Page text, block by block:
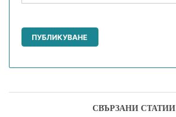
СВЪРЗАНИ СТАТИИ